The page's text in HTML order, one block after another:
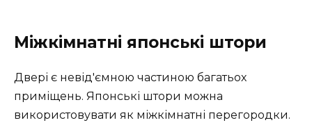
Міжкімнатні японські штори
Двері є невід'ємною частиною багатьох
приміщень. Японські штори можна
використовувати як міжкімнатні перегородки.